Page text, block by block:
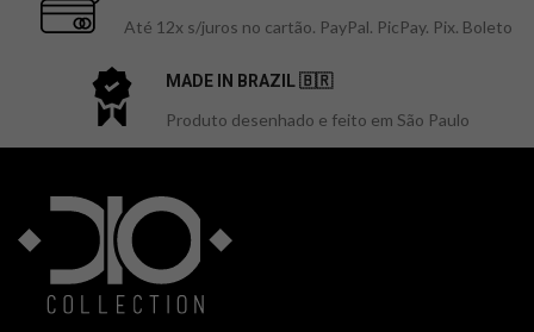
Até 12x s/juros no cartão. PayPal. PicPay. Pix. Boleto
MADE IN BRAZIL 🇧🇷
Produto desenhado e feito em São Paulo